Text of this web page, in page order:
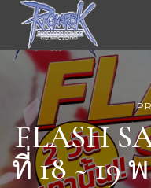
Ragnarok
FLASH
ที่ 18 ~ 19